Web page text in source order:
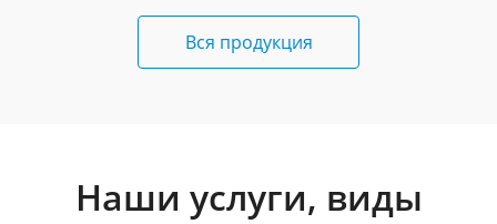
Вся продукция
Наши услуги, виды